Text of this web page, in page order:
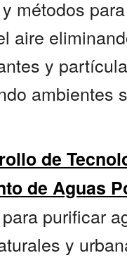
métodos
aire
y
ambientes
de
de Aguas
purificar
y